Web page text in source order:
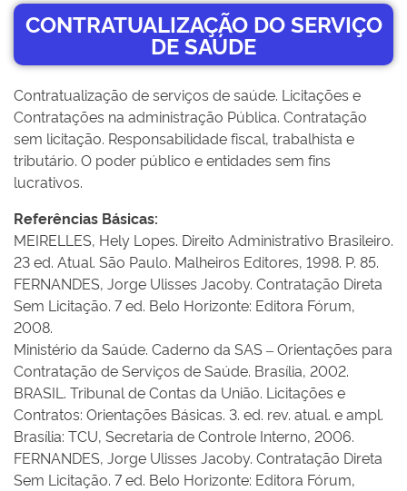
CONTRATUALIZAÇÃO DO SERVIÇO
DE SAÚDE
Contratualização de serviços de saúde. Licitações e
Contratações na administração Pública. Contratação
sem licitação. Responsabilidade fiscal, trabalhista e
tributário. O poder público e entidades sem fins
lucrativos.
Referências Básicas:
MEIRELLES, Hely Lopes. Direito Administrativo Brasileiro.
23 ed. Atual. São Paulo. Malheiros Editores, 1998. P. 85.
FERNANDES, Jorge Ulisses Jacoby. Contratação Direta
Sem Licitação. 7 ed. Belo Horizonte: Editora Fórum,
2008.
Ministério da Saúde. Caderno da SAS – Orientações para
Contratação de Serviços de Saúde. Brasília, 2002.
BRASIL. Tribunal de Contas da União. Licitações e
Contratos: Orientações Básicas. 3. ed. rev. atual. e ampl.
Brasília: TCU, Secretaria de Controle Interno, 2006.
FERNANDES, Jorge Ulisses Jacoby. Contratação Direta
Sem Licitação. 7 ed. Belo Horizonte: Editora Fórum,